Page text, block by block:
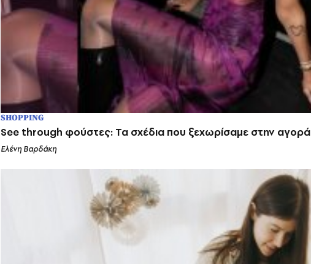
SHOPPING
See through φούστες: Τα σχέδια που ξεχωρίσαμε στην αγορά
Ελένη Βαρδάκη